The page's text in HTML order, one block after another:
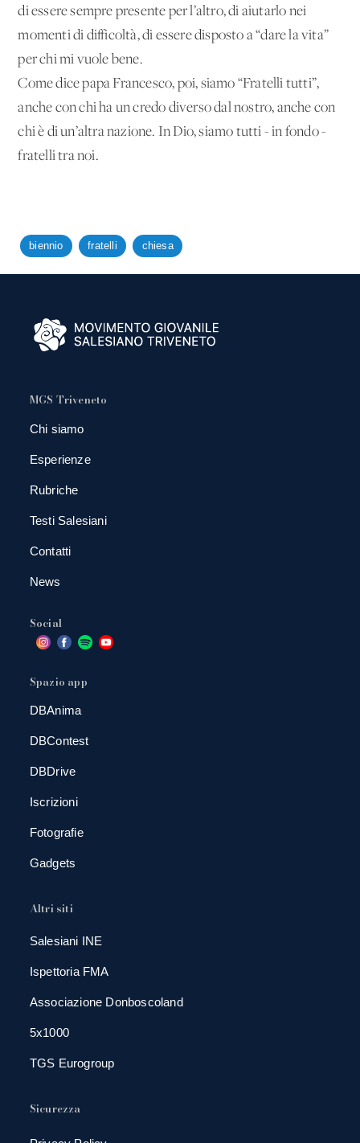
di essere sempre presente per l’altro, di aiutarlo nei
momenti di difficoltà, di essere disposto a “dare la vita”
per chi mi vuole bene.
Come dice papa Francesco, poi, siamo “Fratelli tutti”,
anche con chi ha un credo diverso dal nostro, anche con
chi è di un’altra nazione. In Dio, siamo tutti - in fondo -
fratelli tra noi.
biennio fratelli chiesa
MGS Triveneto
Chi siamo
Esperienze
Rubriche
Testi Salesiani
Contatti
News
Social
Spazio app
DBAnima
DBContest
DBDrive
Iscrizioni
Fotografie
Gadgets
Altri siti
Salesiani INE
Ispettoria FMA
Associazione Donboscoland
5x1000
TGS Eurogroup
Sicurezza